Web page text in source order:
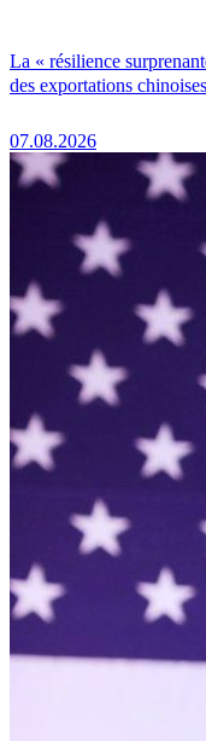
La « résilience
des exportations chinoises
07.08.2026